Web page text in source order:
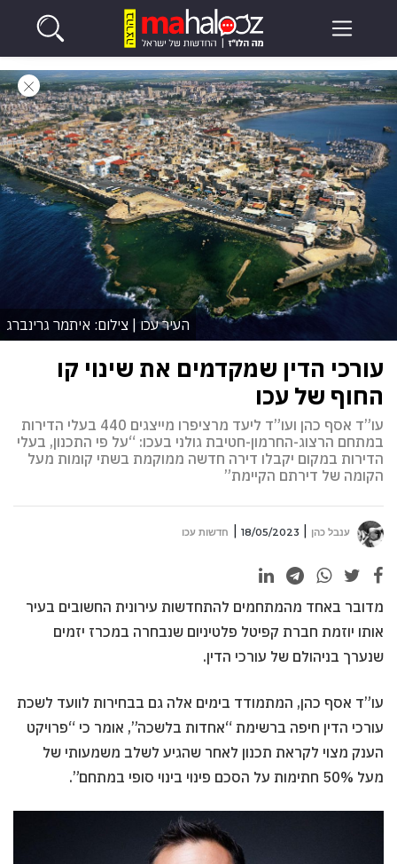
העיר עכו | צילום: איתמר גרינברג
עורכי הדין שמקדמים את שינוי קו
החוף של עכו
עו”ד אסף כהן ועו”ד ליעד מרציפרו מייצגים 440 בעלי הדירות
במתחם הרצוג-החרמון-חטיבת גולני בעכו: “על פי התכנון, בעלי
הדירות במקום יקבלו דירה חדשה ממוקמת בשתי קומות מעל
הקומה של דירתם הקיימת”
ענבל כהן 18/05/2023 חדשות עכו
מדובר באחד מהמתחמים להתחדשות עירונית החשובים בעיר
אותו יוזמת חברת קפיטל פלטיניום שנבחרה במכרז יזמים
שנערך בניהולם של עורכי הדין.
עו”ד אסף כהן, המתמודד בימים אלה גם בבחירות לוועד לשכת
עורכי הדין חיפה ברשימת “אחדות בלשכה”, אומר כי “פרויקט
הענק מצוי לקראת תכנון לאחר שהגיע לשלב משמעותי של
מעל 50% חתימות על הסכם פינוי בינוי סופי במתחם”.